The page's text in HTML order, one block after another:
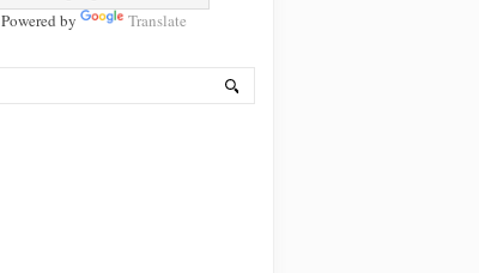
Powered by Translate